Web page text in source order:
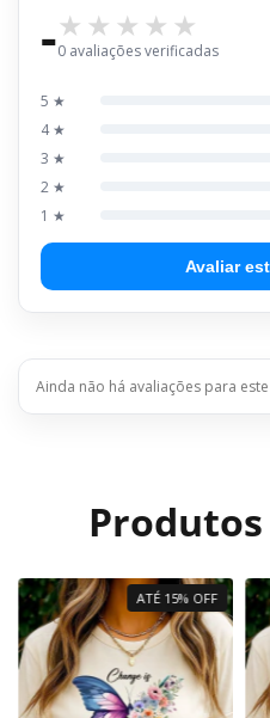
-0 avaliações verificadas
5 ★
4 ★
3 ★
2 ★
1 ★
Avaliar
Ainda não há avaliações para
ATÉ 15% OFF